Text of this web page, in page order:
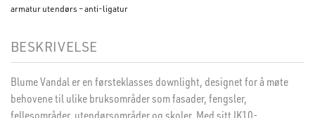
armatur utendørs – anti-ligatur
BESKRIVELSE
Blume Vandal er en førsteklasses downlight, designet for å møte
behovene til ulike bruksområder som fasader, fengsler,
fellesområder, utendørsområder og skoler. Med sitt IK10-